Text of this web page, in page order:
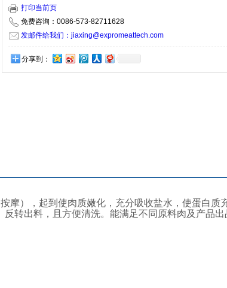
打印当前页
免费咨询：0086-573-82711628
发邮件给我们：jiaxing@expromeattech.com
分享到：
摩），起到使肉质嫩化，充分吸收盐水，使蛋白质
转出料，且方便清洗。能满足不同原料肉及产品